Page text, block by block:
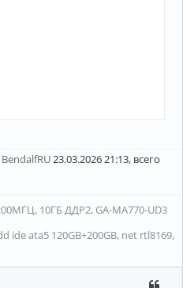
BendalfRU23.03.2026 21:13, всего
10ГБ ДДР2, GA-MA770-UD3
ide ata5 120GB+200GB, net rtl8169,